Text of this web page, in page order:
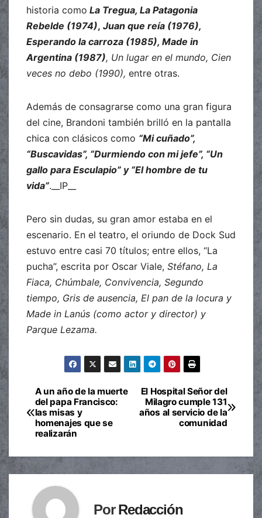
historia como La Tregua, La Patagonia
Rebelde (1974), Juan que reía (1976),
Esperando la carroza (1985), Made in
Argentina (1987), Un lugar en el mundo, Cien
veces no debo (1990), entre otras.
Además de consagrarse como una gran figura
del cine, Brandoni también brilló en la pantalla
chica con clásicos como “Mi cuñado”,
“Buscavidas”, “Durmiendo con mi jefe”, “Un
gallo para Esculapio” y “El hombre de tu
vida”.__IP__
Pero sin dudas, su gran amor estaba en el
escenario. En el teatro, el oriundo de Dock Sud
estuvo entre casi 70 títulos; entre ellos, “La
pucha”, escrita por Oscar Viale, Stéfano, La
Fiaca, Chúmbale, Convivencia, Segundo
tiempo, Gris de ausencia, El pan de la locura y
Made in Lanús (como actor y director) y
Parque Lezama.
Navegación
de
El Hospital Señor del
Milagro cumple 131
años al servicio de la
comunidad
A un año de la muerte
del papa Francisco:
las misas y
homenajes que se
realizarán
PorRedacción